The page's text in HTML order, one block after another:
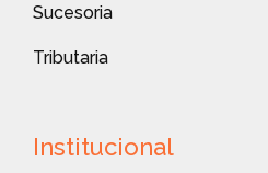
Sucesoria
Tributaria
Institucional